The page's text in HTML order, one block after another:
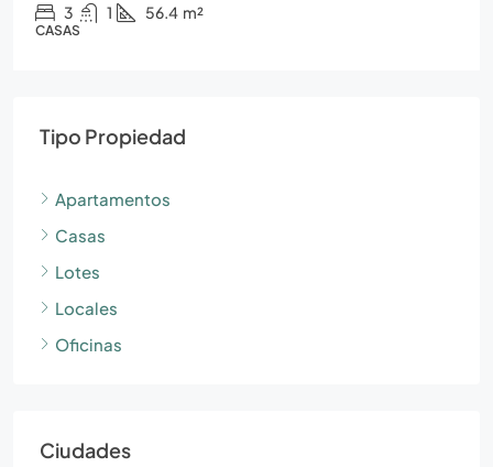
3 1 56.4 m²
CASAS
Tipo Propiedad
Apartamentos
Casas
Lotes
Locales
Oficinas
Ciudades